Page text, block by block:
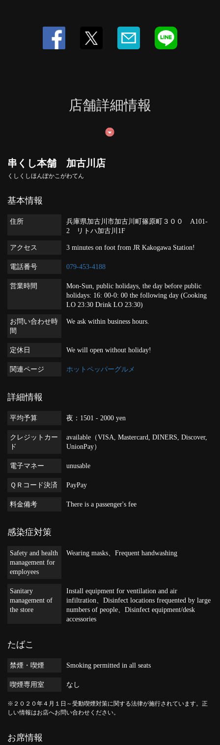
店舗詳細情報
串くし本舗 加古川店
くしくしほんぽかこがわてん
基本情報
住所
兵庫県加古川市加古川町篠原町３００ A101-
2 リトハ加古川1F
アクセス 3 minutes on foot from JR Kakogawa Station!
電話番号 079-453-4188
営業時間
Mon-Sun, public holidays, the day before public
holidays: 16: 00-0: 00 the following day (Cooking
LO 23:30 Drink LO 23:30)
お問い合わせ時
間
We ask within business hours.
定休日 We will open without holiday!
関連ページ ホットペッパーグルメ
詳細情報
平均予算 夜：1501 - 2000 yen
クレジットカー
ド
available（VISA, Mastercard, DINERS, Discover,
UnionPay）
電子マネー unusable
ＱＲコード決済 PayPay
料金備考 There is a passenger's fee
感染症対策
Safety and health
management for
employees
Wearing masks Frequent handwashing
Sanitary
management of
the store
Install equipment for ventilation and air
infiltration
Disinfect locations frequented by large
numbers of people
Disinfect equipment/desk
accessories
たばこ
禁煙・喫煙 Smoking permitted in all seats
喫煙専用室 なし
※２０２０年４月１日～受動喫煙対策に関する法律が施行されています。正
しい情報はお店へお問い合わせください。
お席情報